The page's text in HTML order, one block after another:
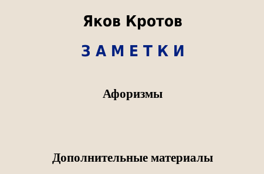
Яков Кротов
З А М Е Т К И
Афоризмы
Дополнительные материалы